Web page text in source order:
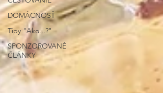
DOMÁCNOSŤ
Tipy "Ako...?"
SPONZOROVANÉ
ČLÁNKY